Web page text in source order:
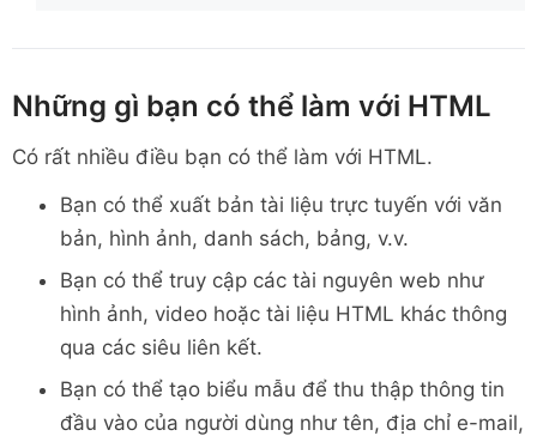
Những gì bạn có thể làm với HTML
Có rất nhiều điều bạn có thể làm với HTML.
Bạn có thể xuất bản tài liệu trực tuyến với văn
bản, hình ảnh, danh sách, bảng, v.v.
Bạn có thể truy cập các tài nguyên web như
hình ảnh, video hoặc tài liệu HTML khác thông
qua các siêu liên kết.
Bạn có thể tạo biểu mẫu để thu thập thông tin
đầu vào của người dùng như tên, địa chỉ e-mail,